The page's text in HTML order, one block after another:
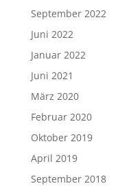
September 2022
Juni 2022
Januar 2022
Juni 2021
März 2020
Februar 2020
Oktober 2019
April 2019
September 2018